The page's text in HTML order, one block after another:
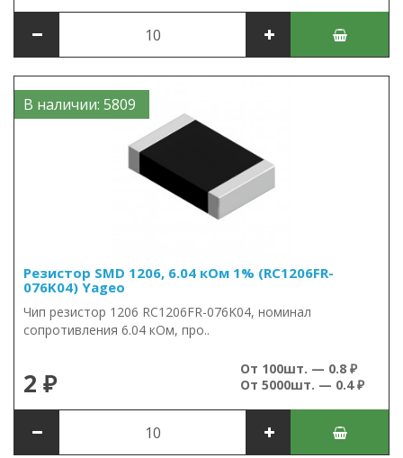
В наличии: 5809
Резистор SMD 1206, 6.04 кОм 1% (RC1206FR-
076K04) Yageo
Чип резистор 1206 RC1206FR-076K04, номинал
сопротивления 6.04 кОм, про..
2 ₽
От 100шт. — 0.8 ₽
От 5000шт. — 0.4 ₽